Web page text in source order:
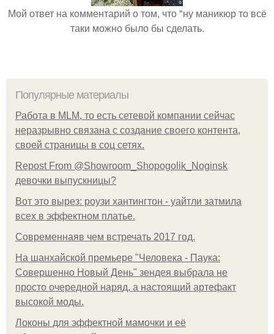
Мой ответ на комментарий о том, что "ну маникюр то всё
таки можно было бы сделать.
Популярные материалы
Работа в MLM, то есть сетевой компании сейчас
неразрывно связана с создание своего контента,
своей страницы в соц сетях.
Repost From @Showroom_Shopogolik_Noginsk
девочки выпускницы?
Вот это вырез: роузи хантингтон - уайтли затмила
всех в эффектном платьe.
Современнаяв чем встречать 2017 год.
На шанхайской премьере "Человека - Паука:
Совершенно Новый День" зендея выбрала не
просто очередной наряд, а настоящий артефакт
высокой моды.
Локоны для эффектной мамочки и её